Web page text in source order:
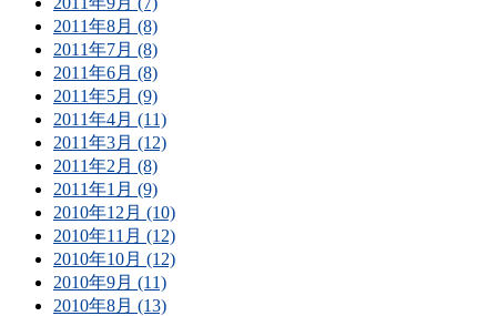
2011年8月 (8)
2011年7月 (8)
2011年6月 (8)
2011年5月 (9)
2011年4月 (11)
2011年3月 (12)
2011年2月 (8)
2011年1月 (9)
2010年12月 (10)
2010年11月 (12)
2010年10月 (12)
2010年9月 (11)
2010年8月 (13)